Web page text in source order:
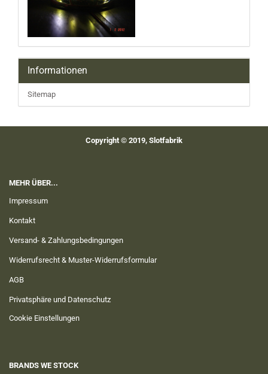
Informationen
Sitemap
Copyright © 2019, Slotfabrik
MEHR ÜBER...
Impressum
Kontakt
Versand- & Zahlungsbedingungen
Widerrufsrecht & Muster-Widerrufsformular
AGB
Privatsphäre und Datenschutz
Cookie Einstellungen
BRANDS WE STOCK